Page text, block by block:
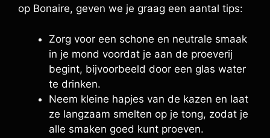
op Bonaire, geven we je graag een aantal tips:
Zorg voor een schone en neutrale smaak
in je mond voordat je aan de proeverij
begint, bijvoorbeeld door een glas water
te drinken.
Neem kleine hapjes van de kazen en laat
ze langzaam smelten op je tong, zodat je
alle smaken goed kunt proeven.